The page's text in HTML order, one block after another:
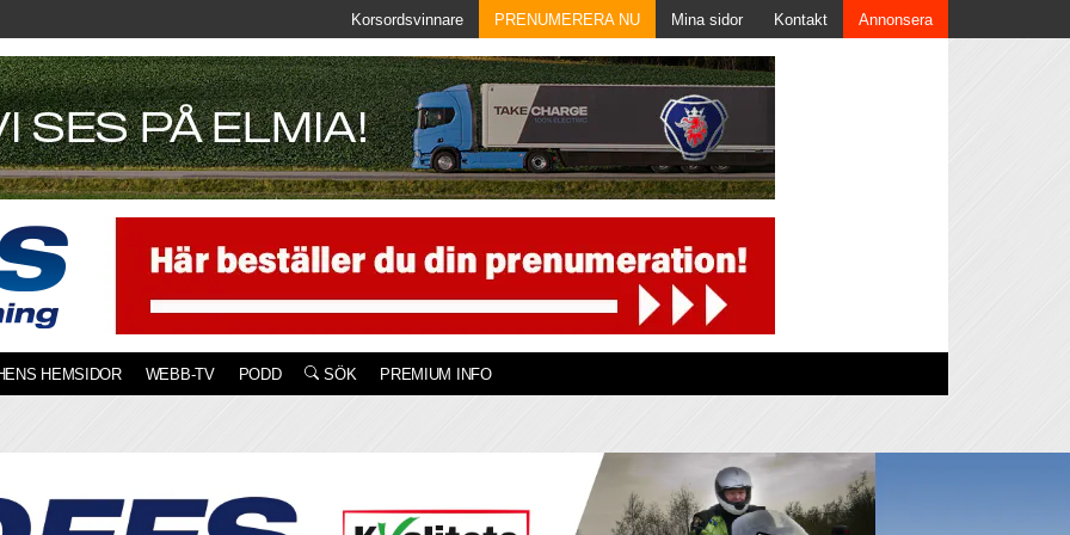
Korsordsvinnare PRENUMERERA NU Mina sidor Kontakt Annonsera
HEMSIDOR WEBB-TV PODD SÖK PREMIUM INFO